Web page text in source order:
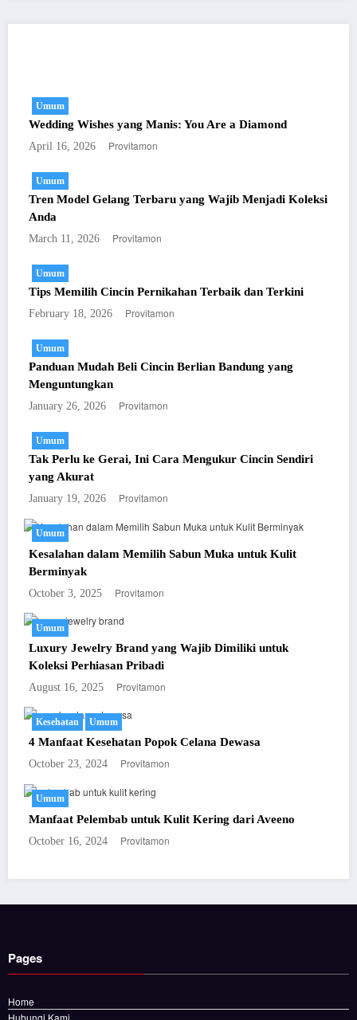
Umum
Wedding Wishes yang Manis: You Are a Diamond
April 16, 2026 Provitamon
Umum
Tren Model Gelang Terbaru yang Wajib Menjadi Koleksi
Anda
March 11, 2026 Provitamon
Umum
Tips Memilih Cincin Pernikahan Terbaik dan Terkini
February 18, 2026 Provitamon
Umum
Panduan Mudah Beli Cincin Berlian Bandung yang
Menguntungkan
January 26, 2026 Provitamon
Umum
Tak Perlu ke Gerai, Ini Cara Mengukur Cincin Sendiri
yang Akurat
January 19, 2026 Provitamon
Umum
Kesalahan dalam Memilih Sabun Muka untuk Kulit
Berminyak
October 3, 2025 Provitamon
Umum
Luxury Jewelry Brand yang Wajib Dimiliki untuk
Koleksi Perhiasan Pribadi
August 16, 2025 Provitamon
Kesehatan Umum
4 Manfaat Kesehatan Popok Celana Dewasa
October 23, 2024 Provitamon
Umum
Manfaat Pelembab untuk Kulit Kering dari Aveeno
October 16, 2024 Provitamon
Pages
Home
Hubungi Kami